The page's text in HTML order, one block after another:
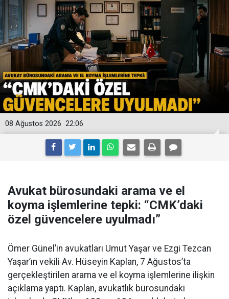
22:06
08 Ağustos 2026
Avukat bürosundaki arama ve el
koyma işlemlerine tepki: “CMK’daki
özel güvencelere uyulmadı”
Ömer Günel’in avukatları Umut Yaşar ve Ezgi Tezcan
Yaşar’ın vekili Av. Hüseyin Kaplan, 7 Ağustos’ta
gerçekleştirilen arama ve el koyma işlemlerine ilişkin
açıklama yaptı. Kaplan, avukatlık bürosundaki